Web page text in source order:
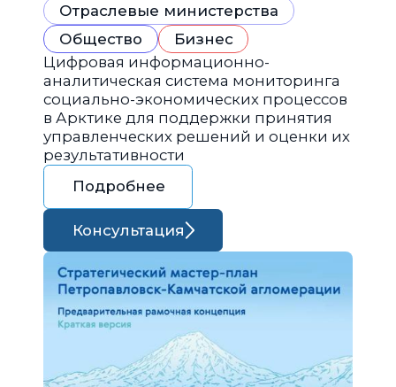
Отраслевые министерства
Общество
Бизнес
Цифровая информационно-
аналитическая система мониторинга
социально-экономических процессов
в Арктике для поддержки принятия
управленческих решений и оценки их
результативности
Подробнее
Консультация